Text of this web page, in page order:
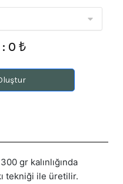
0 ₺
gr kalınlığında
tekniği ile üretilir.